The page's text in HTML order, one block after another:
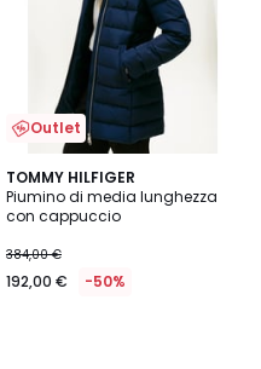
Outlet
TOMMY HILFIGER
Piumino di media lunghezza
con cappuccio
384,00 €
192,00 € -50%